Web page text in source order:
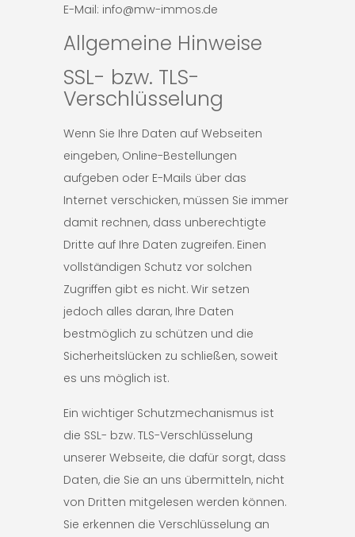
E-Mail: info@mw-immos.de
Allgemeine Hinweise
SSL- bzw. TLS-
Verschlüsselung
Wenn Sie Ihre Daten auf Webseiten
eingeben, Online-Bestellungen
aufgeben oder E-Mails über das
Internet verschicken, müssen Sie immer
damit rechnen, dass unberechtigte
Dritte auf Ihre Daten zugreifen. Einen
vollständigen Schutz vor solchen
Zugriffen gibt es nicht. Wir setzen
jedoch alles daran, Ihre Daten
bestmöglich zu schützen und die
Sicherheitslücken zu schließen, soweit
es uns möglich ist.
Ein wichtiger Schutzmechanismus ist
die SSL- bzw. TLS-Verschlüsselung
unserer Webseite, die dafür sorgt, dass
Daten, die Sie an uns übermitteln, nicht
von Dritten mitgelesen werden können.
Sie erkennen die Verschlüsselung an